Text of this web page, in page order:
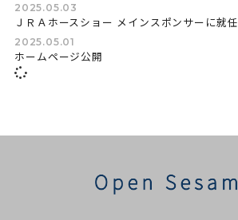
2025.05.03
ＪＲＡホースショー メインスポンサーに就任
2025.05.01
ホームページ公開